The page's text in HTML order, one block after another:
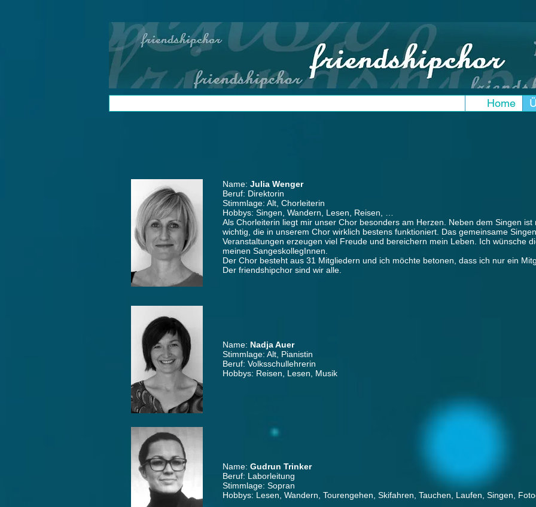
Home
Name: Julia Wenger
Beruf: Direktorin
Stimmlage: Alt, Chorleiterin
Hobbys: Singen, Wandern, Lesen, Reisen, …
Als Chorleiterin liegt mir unser Chor besonders am Herzen. Neben dem Singen
wichtig, die in unserem Chor wirklich bestens funktioniert. Das gemeinsame
Veranstaltungen erzeugen viel Freude und bereichern mein Leben. Ich wünsche
meinen SangeskollegInnen.
Der Chor besteht aus 31 Mitgliedern und ich möchte betonen, dass ich nur ein
Der friendshipchor sind wir alle.
Name: Nadja Auer
Stimmlage: Alt, Pianistin
Beruf: Volksschullehrerin
Hobbys: Reisen, Lesen, Musik
Name: Gudrun Trinker
Beruf: Laborleitung
Stimmlage: Sopran
Hobbys: Lesen, Wandern, Tourengehen, Skifahren, Tauchen, Laufen, Singen,